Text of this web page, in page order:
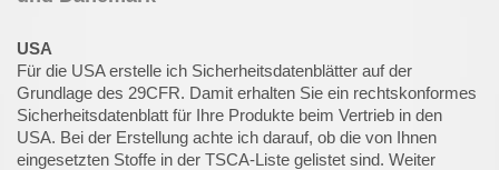
USA
Für die USA erstelle ich Sicherheitsdatenblätter auf der
Grundlage des 29CFR. Damit erhalten Sie ein rechtskonformes
Sicherheitsdatenblatt für Ihre Produkte beim Vertrieb in den
USA. Bei der Erstellung achte ich darauf, ob die von Ihnen
eingesetzten Stoffe in der TSCA-Liste gelistet sind. Weiter